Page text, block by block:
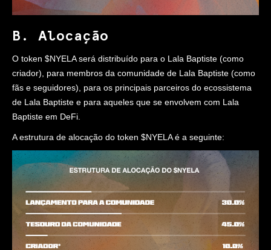
B. Alocação
O token $NYELA será distribuído para o Lala Baptiste (como
criador), para membros da comunidade de Lala Baptiste (como
fãs e seguidores), para os principais parceiros do ecossistema
de Lala Baptiste e para aqueles que se envolvem com Lala
Baptiste em DeFi.
A estrutura de alocação do token $NYELA é a seguinte: